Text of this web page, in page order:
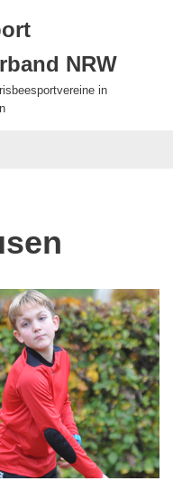
NRW
in